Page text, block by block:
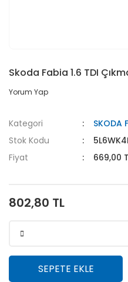
Skoda Fabia 1.6 TDI
Yorum Yap
Kategori
SKODA
Stok Kodu
Fiyat
669,00
802,80 TL
SEPETE EKLE